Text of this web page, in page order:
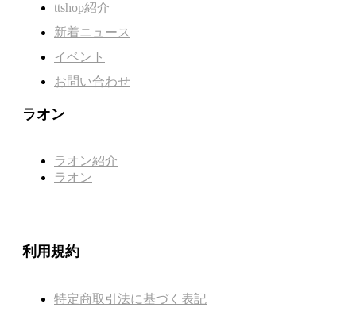
ttshop紹介
新着ニュース
イベント
お問い合わせ
ラオン
ラオン紹介
ラオン
利用規約
特定商取引法に基づく表記